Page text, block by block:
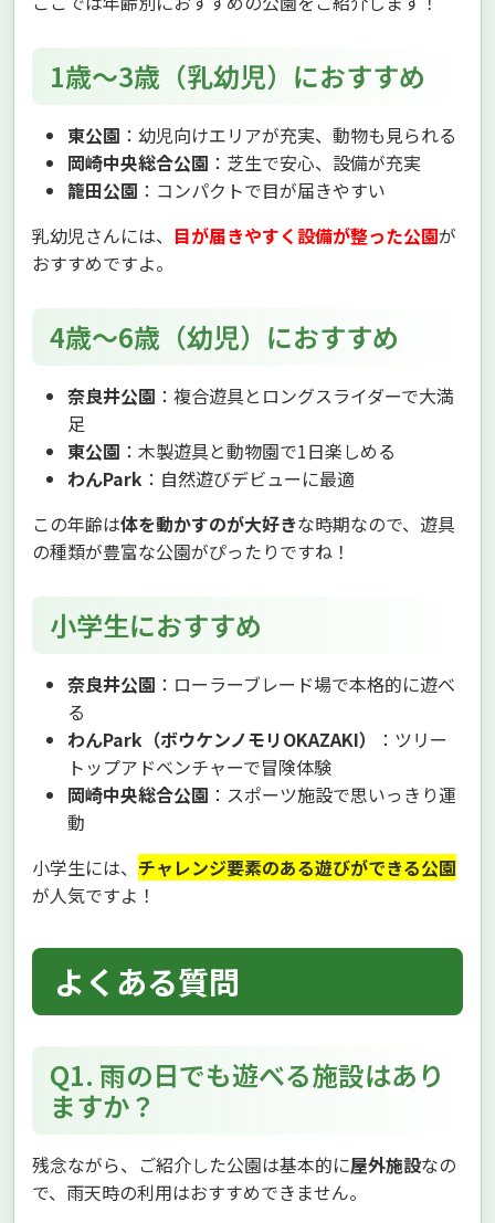
1歳〜3歳（乳幼児）におすすめ
東公園 ：幼児向けエリアが充実、動物も見られる
岡崎中央総合公園 ：芝生で安心、設備が充実
籠田公園 ：コンパクトで目が届きやすい
乳幼児さんには、 目が届きやすく設備が整った公園が
おすすめですよ。
4歳〜6歳（幼児）におすすめ
奈良井公園 ：複合遊具とロングスライダーで大満
足
東公園 ：木製遊具と動物園で1日楽しめる
わんPark ：自然遊びデビューに最適
この年齢は体を動かすのが大好きな時期なので、遊具
の種類が豊富な公園がぴったりですね！
小学生におすすめ
奈良井公園 ：ローラーブレード場で本格的に遊べ
る
わんPark（ボウケンノモリOKAZAKI）
：ツリー
トップアドベンチャーで冒険体験
岡崎中央総合公園 ：スポーツ施設で思いっきり運
動
小学生には、 チャレンジ要素のある遊びができる公園
が人気ですよ！
よくある質問
Q1. 雨の日でも遊べる施設はあり
ますか？
残念ながら、ご紹介した公園は基本的に屋外施設なの
で、雨天時の利用はおすすめできません。